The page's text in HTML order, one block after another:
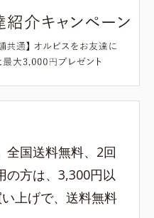
全国送料無料、2回
の方は、3,300円以
い上げで、送料無料